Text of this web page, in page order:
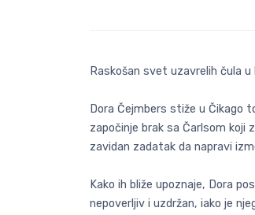
Raskošan svet uzavrelih čula
Dora Čejmbers stiže u Čikago
započinje brak sa Čarlsom koji
zavidan zadatak da napravi
Kako ih bliže upoznaje, Dora
nepoverljiv i uzdržan, iako je